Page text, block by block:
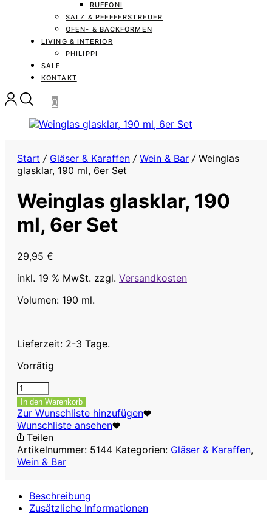
RUFFONI
SALZ & PFEFFERSTREUER
OFEN- & BACKFORMEN
LIVING & INTERIOR
PHILIPPI
SALE
KONTAKT
0
Start / Gläser & Karaffen / Wein & Bar /Weinglas
glasklar, 190 ml, 6er Set
Weinglas glasklar, 190
ml, 6er Set
29,95 €
inkl. 19 % MwSt. zzgl. Versandkosten
Volumen: 190 ml.
Lieferzeit: 2-3 Tage.
Vorrätig
Weinglas
glasklar,
190
ml,
6er
Set
Menge
In den Warenkorb
Zur Wunschliste hinzufügen
Wunschliste ansehen
Teilen
Artikelnummer: 5144 Kategorien: Gläser & Karaffen,
Wein & Bar
Beschreibung
Zusätzliche Informationen